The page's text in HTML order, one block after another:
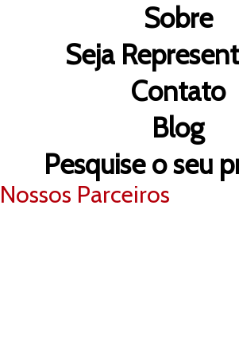
Sobre
Seja
Contato
Blog
Pesquise o seu
Nossos Parceiros